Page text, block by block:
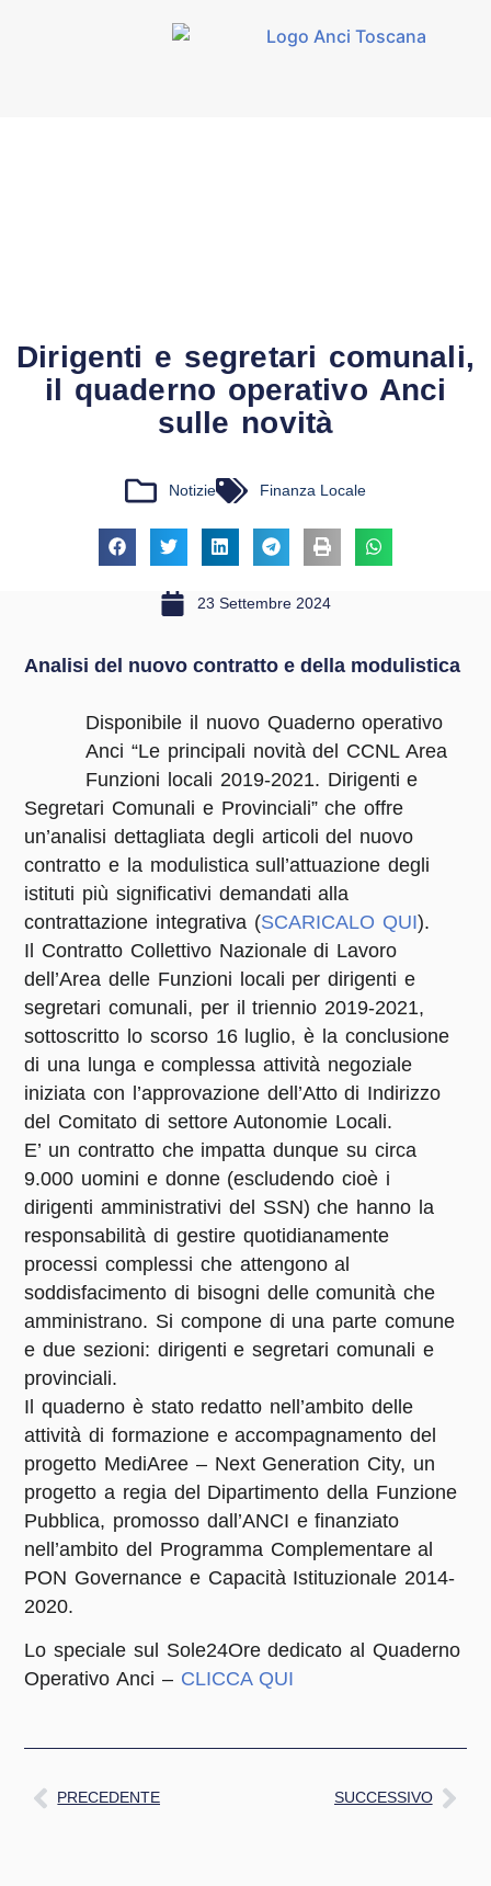
Dirigenti e segretari comunali,
il quaderno operativo Anci
sulle novità
Notizie Finanza Locale
23 Settembre 2024
Analisi del nuovo contratto e della modulistica
Disponibile il nuovo Quaderno operativo
Anci “Le principali novità del CCNL Area
Funzioni locali 2019-2021. Dirigenti e
Segretari Comunali e Provinciali”che offre
un’analisi dettagliata degli articoli del nuovo
contratto e la modulistica sull’attuazione degli
istituti più significativi demandati alla
contrattazione integrativa (SCARICALO QUI).
Il Contratto Collettivo Nazionale di Lavoro
dell’Area delle Funzioni locali per dirigenti e
segretari comunali, per il triennio 2019-2021,
sottoscritto lo scorso 16 luglio, è la conclusione
di una lunga e complessa attività negoziale
iniziata con l’approvazione dell’Atto di Indirizzo
del Comitato di settore Autonomie Locali.
E’ un contratto che impatta dunque su circa
9.000 uomini e donne (escludendo cioè i
dirigenti amministrativi del SSN) che hanno la
responsabilità di gestire quotidianamente
processi complessi che attengono al
soddisfacimento di bisogni delle comunità che
amministrano. Si compone di una parte comune
e due sezioni: dirigenti e segretari comunali e
provinciali.
Il quaderno è stato redatto nell’ambito delle
attività di formazione e accompagnamento del
progetto MediAree – Next Generation City, un
progetto a regia del Dipartimento della Funzione
Pubblica, promosso dall’ANCI e finanziato
nell’ambito del Programma Complementare al
PON Governance e Capacità Istituzionale 2014-
2020.
Lo speciale sul Sole24Ore dedicato al Quaderno
Operativo Anci – CLICCA QUI
PRECEDENTE SUCCESSIVO